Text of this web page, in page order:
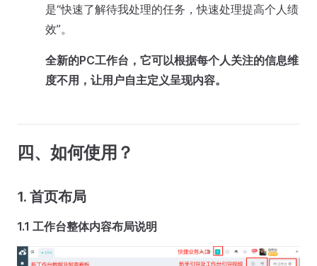
是“快速了解待我处理的任务，快速处理提高个人绩
效”。
全新的PC工作台，它可以根据每个人关注的信息维
度不用，让用户自主定义呈现内容。
四、如何使用？
1. 首页布局
1.1 工作台整体内容布局说明